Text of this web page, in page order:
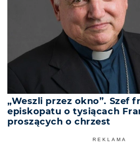
„Weszli przez okno”. Szef
episkopatu o tysiącach
proszących o chrzest
REKLAMA